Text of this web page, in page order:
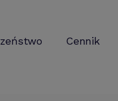
Cennik